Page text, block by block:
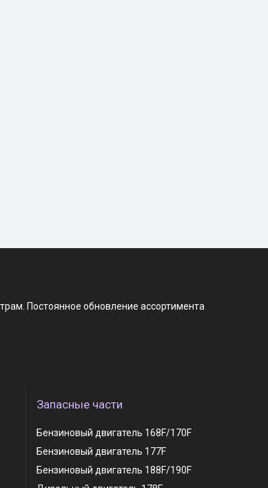
Постоянное обновление ассортимента
Запасные части
Бензиновый двигатель 168F/170F
Бензиновый двигатель 177F
Бензиновый двигатель 188F/190F